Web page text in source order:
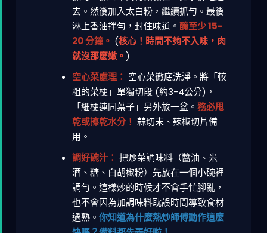
去。然後加入太白粉，繼續抓勻。最後
淋上香油拌勻，封住味道。 醃至少 15-
20 分鐘。 (核心！時間不夠不入味，肉
就沒那麼嫩。)
空心菜處理： 空心菜徹底洗淨。將「較
粗的菜梗」單獨切段 (約3-4公分)，
「細梗連同葉子」另外放一盆。 務必甩
乾或擦乾水分！ 蒜切末、辣椒切片備
用。
調好碗汁： 把炒菜調味料（醬油、米
酒、糖、白胡椒粉）先放在一個小碗裡
調勻。這樣炒的時候才不會手忙腳亂，
也不會因為加調味料耽誤時間導致食材
過熟。 你知道為什麼熱炒師傅動作這麼